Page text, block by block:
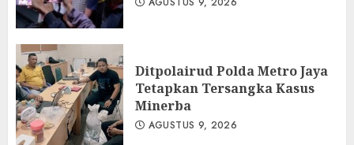
Ditpolairud Polda Metro Jaya
Tetapkan Tersangka Kasus
Minerba
AGUSTUS 9, 2026